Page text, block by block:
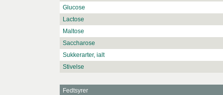
Glucose
Lactose
Maltose
Saccharose
Sukkerarter, ialt
Stivelse
Fedtsyrer